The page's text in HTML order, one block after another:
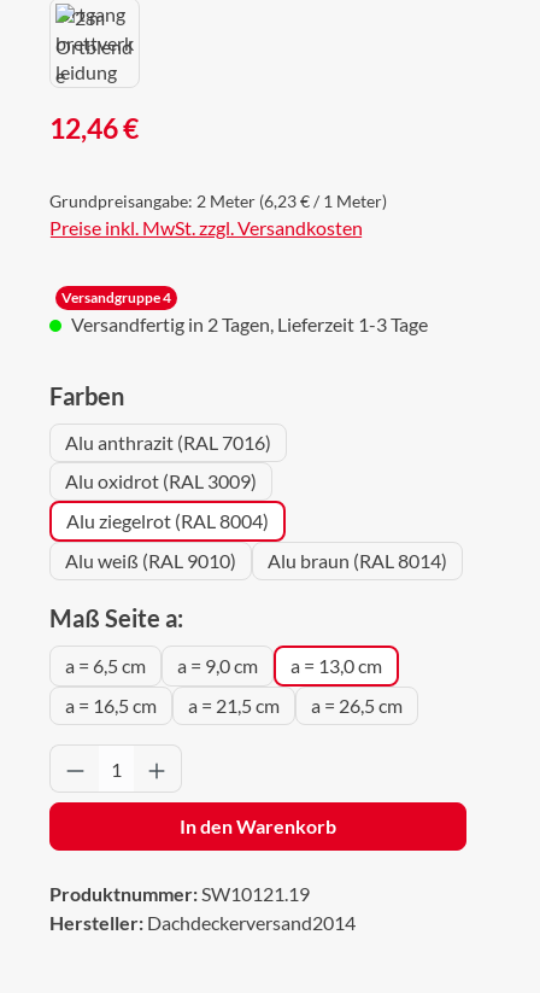
Regulärer Preis:
12,46 €
Grundpreisangabe: 2 Meter (6,23 € / 1 Meter)
Preise inkl. MwSt. zzgl. Versandkosten
Versandgruppe 4
Versandfertig in 2 Tagen, Lieferzeit 1-3 Tage
Farbenauswählen
Alu anthrazit (RAL 7016)
Alu oxidrot (RAL 3009)
Alu ziegelrot (RAL 8004)
Alu weiß (RAL 9010)
Alu braun (RAL 8014)
Maß Seite a:
a = 6,5 cm a = 9,0 cm
a = 13,0 cm
a = 16,5 cm
a = 21,5 cm a = 26,5 cm
Produkt Anzahl: Gib den gewünschten
In den Warenkorb
Produktnummer:SW10121.19
Hersteller: Dachdeckerversand2014